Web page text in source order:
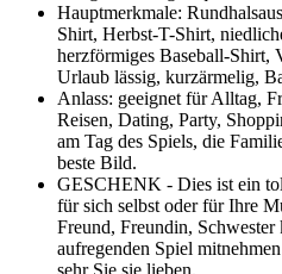
Hauptmerkmale:
Shirt, Herbst-T-Shirt,
herzförmiges Baseball-Shirt,
Urlaub lässig, kurzärmelig,
Anlass: geeignet für Alltag,
Reisen, Dating, Party,
am Tag des Spiels, die
beste Bild.
GESCHENK - Dies ist ein
für sich selbst oder für Ihre
Freund, Freundin, Schwester
aufregenden Spiel
sehr Sie sie lieben.